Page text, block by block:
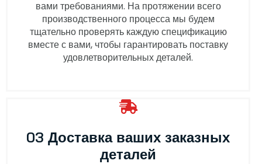
вами требованиями. На протяжении всего
производственного процесса мы будем
тщательно проверять каждую спецификацию
вместе с вами, чтобы гарантировать поставку
удовлетворительных деталей.
03 Доставка ваших заказных
деталей